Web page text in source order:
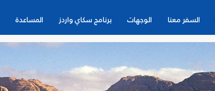
السفر معنا الوجهات برنامج سكاي واردز المساعدة